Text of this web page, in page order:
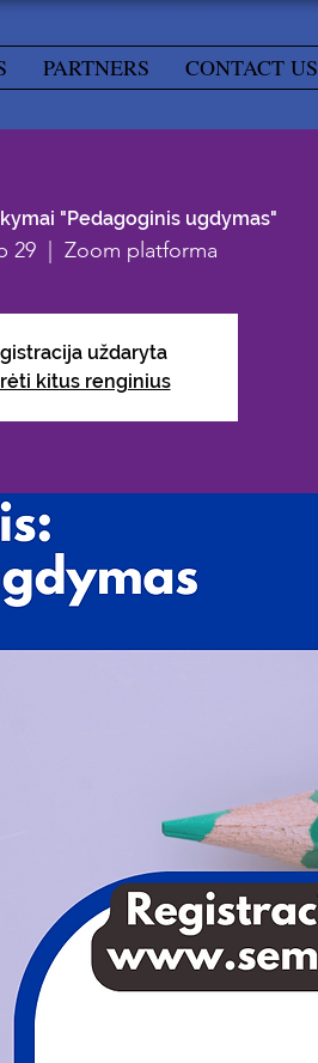
PARTNERS CONTACT US
"Pedagoginis ugdymas"
29 Zoom platforma
uždaryta
kitus renginius